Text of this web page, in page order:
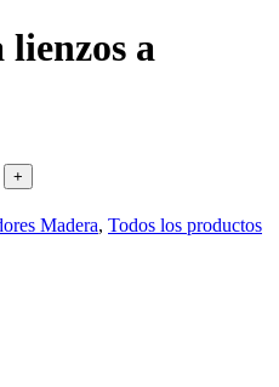
lienzos a
Madera, Todos los productos